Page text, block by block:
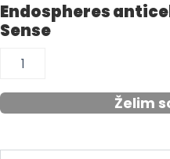
Endospheres
Sense
Endospheres
anticelulitna
Sense
Želim